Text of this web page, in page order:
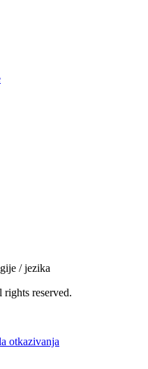
/ jezika
rights reserved.
otkazivanja